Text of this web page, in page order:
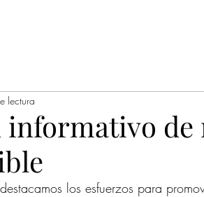
de
lectura
los esfuerzos para